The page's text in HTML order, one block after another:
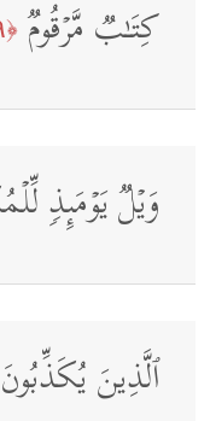
كِتَـٰبࣱ مَّرۡقُومࣱ ﴿٩﴾
وَیۡلࣱ یَوۡمَىِٕذࣲ
ٱلَّذِینَ